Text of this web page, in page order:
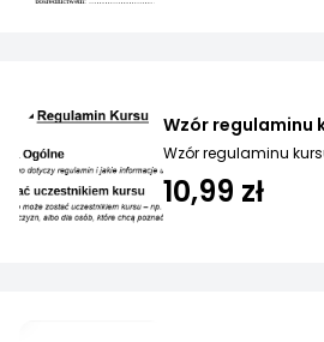
Wzór regulaminu
Wzór regulaminu
10,99 zł